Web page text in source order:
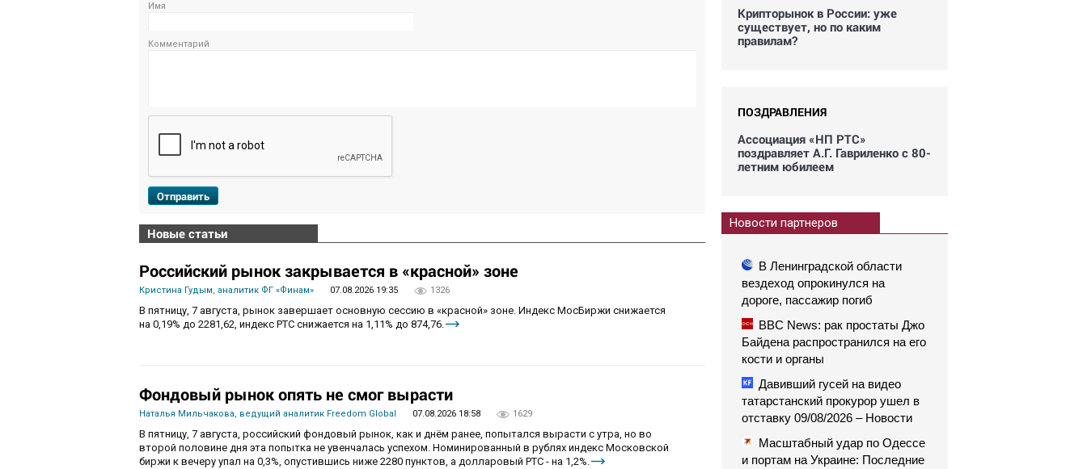
Имя
Комментарий
Отправить
Новые статьи
Российский рынок закрывается в «красной» зоне
Кристина Гудым, аналитик ФГ «Финам» 07.08.2026 19:35 1326
В пятницу, 7 августа, рынок завершает основную сессию в «красной» зоне. Индекс МосБиржи снижается
на 0,19% до 2281,62, индекс РТС снижается на 1,11% до 874,76.
Фондовый рынок опять не смог вырасти
Наталья Мильчакова, ведущий аналитик Freedom Global 07.08.2026 18:58 1629
В пятницу, 7 августа, российский фондовый рынок, как и днём ранее, попытался вырасти с утра, но во
второй половине дня эта попытка не увенчалась успехом. Номинированный в рублях индекс Московской
биржи к вечеру упал на 0,3%, опустившись ниже 2280 пунктов, а долларовый РТС - на 1,2%.
Крипторынок в России: уже
существует, но по каким
правилам?
ПОЗДРАВЛЕНИЯ
Ассоциация «НП РТС»
поздравляет А.Г. Гавриленко с 80-
летним юбилеем
Новости партнеров
В Ленинградской области
вездеход опрокинулся на
дороге, пассажир погиб
BBC News: рак простаты Джо
Байдена распространился на его
кости и органы
Давивший гусей на видео
татарстанский прокурор ушел в
отставку 09/08/2026 – Новости
Масштабный удар по Одессе
и портам на Украине: Последние